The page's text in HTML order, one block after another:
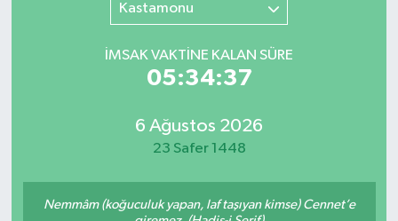
Kastamonu
İMSAK VAKTİNE KALAN SÜRE
05:34:37
6 Ağustos 2026
23 Safer 1448
Nemmâm (koğuculuk yapan, laf taşıyan kimse) Cennet’e
Sağlık
Trafik Durumu
Süper Lig Puan Durumu ve Fikstür
Tüm Manşetler
Haber Arşivi